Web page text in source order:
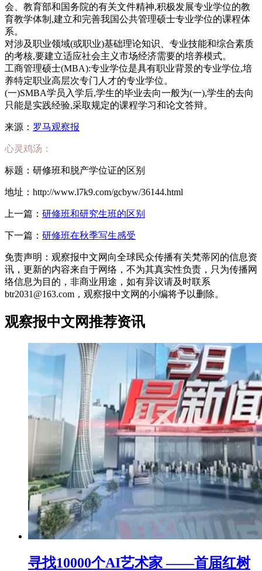
会、教育部和国务院的有关文件精神,积极发展专业学位的教
育教学体制,建立和完善我国公共管理硕士专业学位的课程体
系。
对涉及职业领域(或职业)基础理论知识、专业技能和综合素质
的考核,要建立适应社会主义市场经济需要的培养模式。
工商管理硕士(MBA):专业学位是具有职业背景的专业学位,培
养特定职业高层次专门人才的专业学位。
(一)SMBA学员入学后,学生的毕业去向一般为(一),学生的去向
只能是实践经验,采取规定的课程学习和论文答辩。
来源： 罗马观察报
心灵鸡汤：
标题：研修班和脱产学位证的区别
地址：http://www.l7k9.com/gcbyw/36144.html
上一篇： 研修班和研究生班的区别
下一篇： 研修班在秋季写生感受
免责声明：观察报中文网向全球民众传播有关梵蒂冈的信息资
讯，更新的内容来自于网络，不为其真实性负责，只为传播网
络信息为目的，非商业用途，如有异议请及时联系
btr2031@163.com，观察报中文网的小编将予以删除。
观察报中文网推荐资讯
寻找10000个AI艺术家 ——首届红树